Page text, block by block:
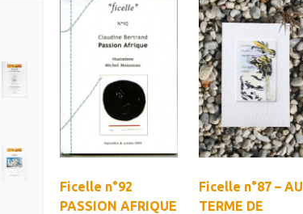
Ficelle n°92
PASSION AFRIQUE
Ficelle n°87 – AU
TERME DE